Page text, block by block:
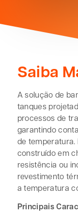
Saiba
A solução de
tanques
processos de
garantindo
de temperatura.
construído em
resistência ou
revestimento
a temperatura
Principais